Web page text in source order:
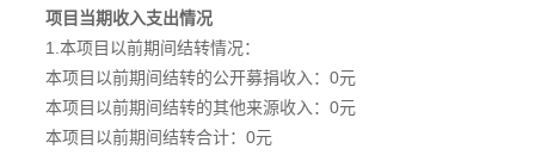
项目当期收入支出情况
1.本项目以前期间结转情况：
本项目以前期间结转的公开募捐收入：0元
本项目以前期间结转的其他来源收入：0元
本项目以前期间结转合计： 0元